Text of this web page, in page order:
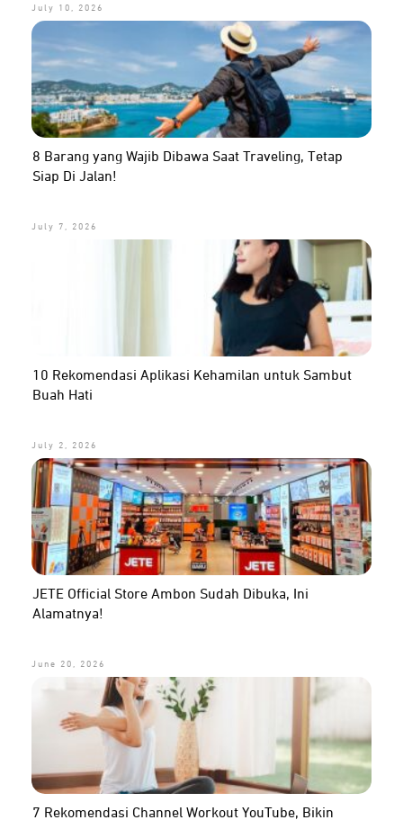
July 10, 2026
8 Barang yang Wajib Dibawa Saat Traveling, Tetap
Siap Di Jalan!
July 7, 2026
10 Rekomendasi Aplikasi Kehamilan untuk Sambut
Buah Hati
July 2, 2026
JETE Official Store Ambon Sudah Dibuka, Ini
Alamatnya!
June 20, 2026
7 Rekomendasi Channel Workout YouTube, Bikin